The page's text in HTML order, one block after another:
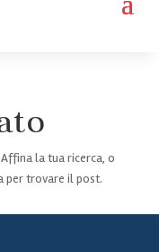
la tua ricerca, o
per trovare il post.